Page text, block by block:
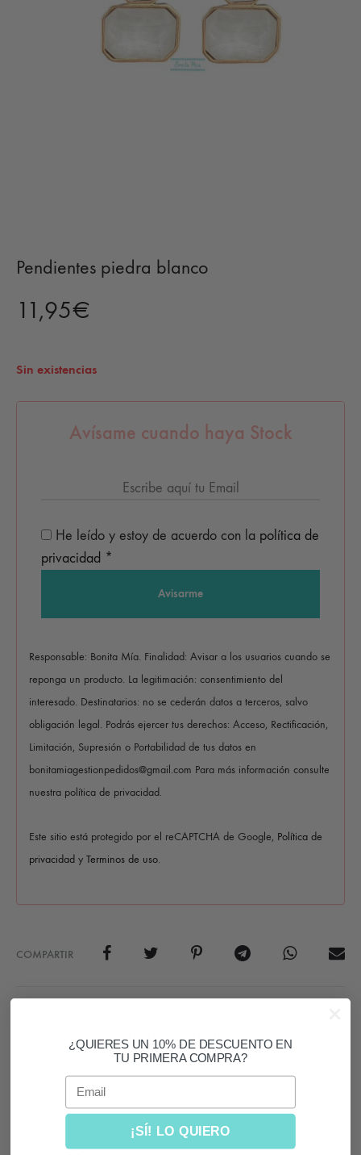
Pendientes piedra blanco
11,95€
Sin existencias
Avísame cuando haya Stock
He leído y estoy de acuerdo con la política de
privacidad *
Responsable: Bonita Mía. Finalidad: Avisar a los usuarios cuando se
reponga un producto. La legitimación: consentimiento del
interesado. Destinatarios: no se cederán datos a terceros, salvo
obligación legal. Podrás ejercer tus derechos: Acceso, Rectificación,
Limitación, Supresión o Portabilidad de tus datos en
bonitamiagestionpedidos@gmail.com Para más información consulte
nuestra política de privacidad.
Este sitio está protegido por el reCAPTCHA de Google, Política de
privacidad y Terminos de uso.
COMPARTIR
CATEGORÍAS
COMPLEMENTOS, PENDIENTES
Pendientes de piedra con forma rectangular en tono
¿QUIERES UN 10% DE DESCUENTO EN
TU PRIMERA COMPRA?
Email
¡SÍ! LO QUIERO